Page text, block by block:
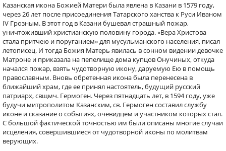
Казанская икона Божией Матери была явлена в Казани в 1579 году,
через 26 лет после присоединения Татарского ханства к Руси Иваном
IV Грозным. В этот год в Казани бушевал страшный пожар,
уничтоживший христианскую половину города. «Вера Христова
стала притчею и поруганием» для мусульманского населения, писал
летописец. И тогда Божия Матерь явилась в сонном видении девочке
Матроне и приказала на пепелище дома купцов Онучиных, откуда
начался пожар, взять чудотворную икону, даруемую Ею в помощь
православным. Вновь обретенная икона была перенесена в
ближайший храм, где ее принял настоятель, будущий русский
патриарх, свщмч. Гермоген. Через пятнадцать лет, в 1594 году, уже
будучи митрополитом Казанским, св. Гермоген составил службу
иконе и сказание о событиях, очевидцем и участником которых стал.
С большой фактической точностью им были описаны многие случаи
исцеления, совершившиеся от чудотворной иконы по молитвам
верующих.